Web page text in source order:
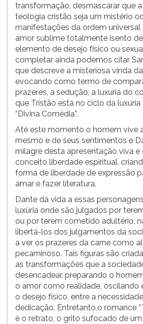
transformação, desmascarar que a
teologia cristão seja um mistério
manifestações da ordem universal
amor sublime totalmente isento
elemento de desejo físico ou
completar ainda podemos citar
que descreve a misteriosa vinda da
evocando como termo de
prazeres, a sedução, a luxuria do
que Tristão está no ciclo da luxúria
“Divina Comédia”.
Até este momento o homem vive
mesmo e de seus sentimentos e
milagre desta apresentação viva e
conceito liberdade espiritual,
forma de liberdade de expressão
amar e fazer literatura.
Dante dá vida a essas
luxúria onde são julgados por
ou por terem cometido adultério,
libertá-los dos julgamentos da
a ver os prazeres da carne como
pecaminoso. Tais figuras são
as transformações que a
desencadear, preparando o
o amor como realidade, oscilando
o desejo físico, entre a
dedicação. Entretanto,o romance
é o retrato, o grito sufocado de